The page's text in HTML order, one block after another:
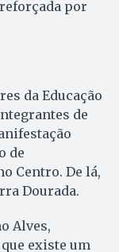
por
da Educação
de
de
Centro. De lá,
Dourada.
Alves,
que existe um